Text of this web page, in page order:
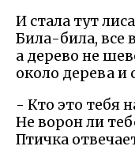
И стала тут
Била-била, все
а дерево не
около дерева и
- Кто это тебя
Не ворон ли
Птичка